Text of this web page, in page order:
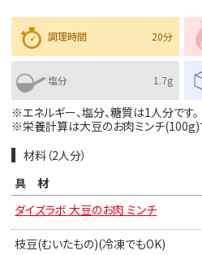
調理時間 20分
塩分 1.7g
※エネルギー、塩分、糖質は1人分です。
※栄養計算は大豆のお肉ミンチ(100g)
材料（2人分）
具材
ダイズラボ 大豆のお肉 ミンチ
枝豆(むいたもの)(冷凍でもOK)